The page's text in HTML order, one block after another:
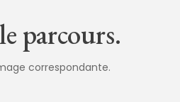
parcours.
correspondante.